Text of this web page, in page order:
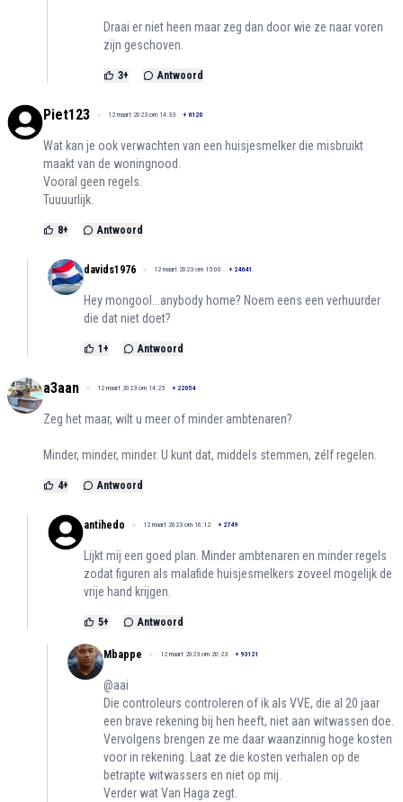
Draai er niet heen maar zeg dan door wie ze naar voren
zijn geschoven.
3+ Antwoord
Piet123 12 maart 2023 om 14:33 + 6120
Wat kan je ook verwachten van een huisjesmelker die misbruikt
maakt van de woningnood.
Vooral geen regels.
Tuuuurlijk.
8+ Antwoord
davids1976 12 maart 2023 om 15:00 + 24641
Hey mongool...anybody home? Noem eens een verhuurder
die dat niet doet?
1 + Antwoord
a3aan 12 maart 2023 om 14:25 + 22054
Zeg het maar, wilt u meer of minder ambtenaren?
Minder, minder, minder. U kunt dat, middels stemmen, zélf regelen.
4+ Antwoord
antihedo 12 maart 2023 om 16:12 + 2749
Lijkt mij een goed plan. Minder ambtenaren en minder regels
zodat figuren als malafide huisjesmelkers zoveel mogelijk de
vrije hand krijgen.
5+ Antwoord
Mbappe 12 maart 2023 om 20:23 + 93121
@aai
Die controleurs controleren of ik als VVE, die al 20 jaar
een brave rekening bij hen heeft, niet aan witwassen doe.
Vervolgens brengen ze me daar waanzinnig hoge kosten
voor in rekening. Laat ze die kosten verhalen op de
betrapte witwassers en niet op mij.
Verder wat Van Haga zegt.